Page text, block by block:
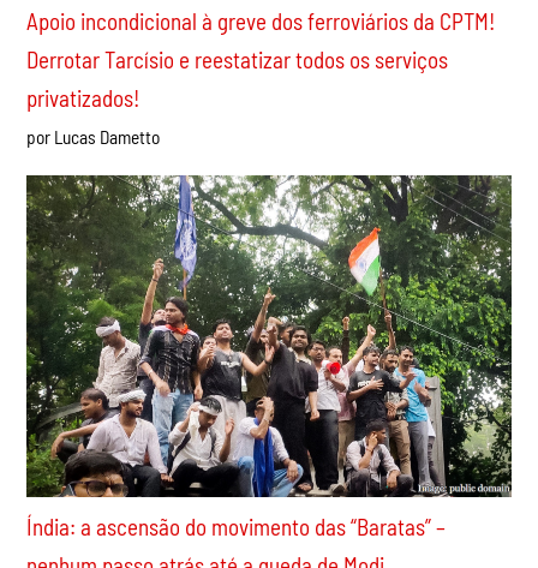
Apoio incondicional à greve dos ferroviários da CPTM!
Derrotar Tarcísio e reestatizar todos os serviços
privatizados!
por Lucas Dametto